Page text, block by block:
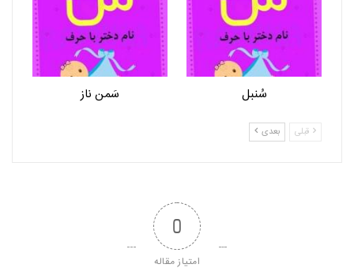
سُنبل سَمن ناز
قبلی بعدی
0
امتیاز مقاله